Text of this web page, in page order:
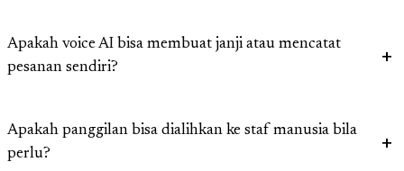
Apakah voice AI bisa membuat janji atau mencatat
pesanan sendiri?
Apakah panggilan bisa dialihkan ke staf manusia bila
perlu?